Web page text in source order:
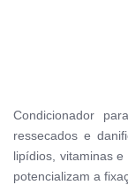
Condicionador
ressecados e
lipídios, vitaminas
potencializam a